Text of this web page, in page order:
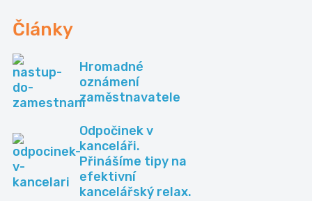
Články
Hromadné
oznámení
zaměstnavatele
Odpočinek v
kanceláři.
Přinášíme tipy na
efektivní
kancelářský relax.